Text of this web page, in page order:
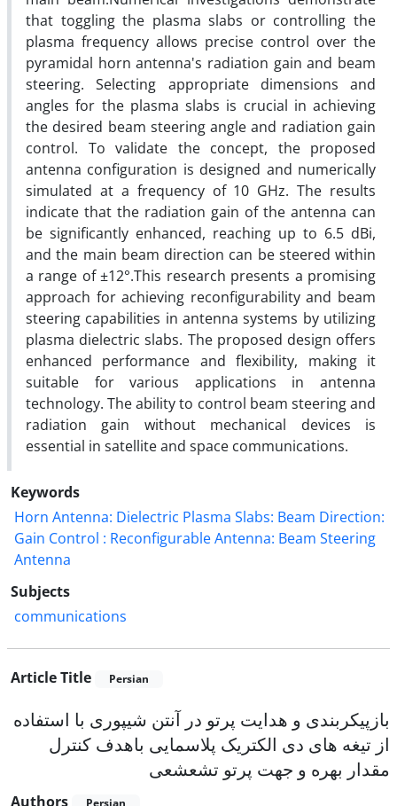
that toggling the plasma slabs or controlling the
plasma frequency allows precise control over the
pyramidal horn antenna's radiation gain and beam
steering. Selecting appropriate dimensions and
angles for the plasma slabs is crucial in achieving
the desired beam steering angle and radiation gain
control. To validate the concept, the proposed
antenna configuration is designed and numerically
simulated at a frequency of 10 GHz. The results
indicate that the radiation gain of the antenna can
be significantly enhanced, reaching up to 6.5 dBi,
and the main beam direction can be steered within
a range of ±12°.This research presents a promising
approach for achieving reconfigurability and beam
steering capabilities in antenna systems by utilizing
plasma dielectric slabs. The proposed design offers
enhanced performance and flexibility, making it
suitable for various applications in antenna
technology. The ability to control beam steering and
radiation gain without mechanical devices is
essential in satellite and space communications.
Keywords
Horn Antenna: Dielectric Plasma Slabs: Beam Direction:
Gain Control : Reconfigurable Antenna: Beam Steering
Antenna
Subjects
communications
Article Title Persian
بازپیکربندی و هدایت پرتو در آنتن شیپوری با استفاده
از تیغه های دی الکتریک پلاسمایی باهدف کنترل
مقدار بهره و جهت پرتو تشعشعی
Authors Persian